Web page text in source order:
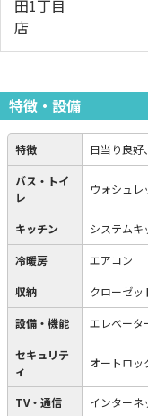
特徴・設備
特徴 日当り良好
バス・トイ
レ
ウォシュ
キッチン システムキ
冷暖房 エアコン
収納 クローゼッ
設備・機能 エレベータ
セキュリテ
ィ
オートロッ
TV・通信 インターネ